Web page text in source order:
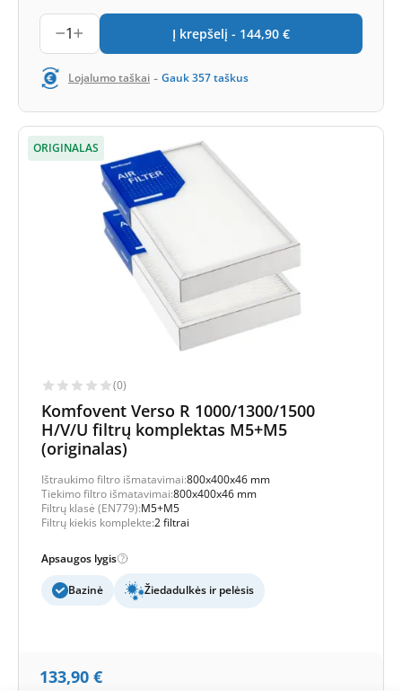
1 Į krepšelį - 144,90 €
Lojalumo taškai - Gauk357taškus
ORIGINALAS
(0)
Komfovent Verso R 1000/1300/1500
H/V/U filtrų komplektas M5+M5
(originalas)
Ištraukimo filtro išmatavimai:800x400x46 mm
Tiekimo filtro išmatavimai:800x400x46 mm
Filtrų klasė (EN779):M5+M5
Filtrų kiekis komplekte:2 filtrai
Apsaugos lygis
Bazinė Žiedadulkės ir pelėsis
133,90 €